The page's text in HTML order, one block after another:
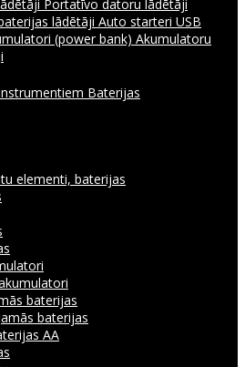
Portatīvo datoru lādētāji
lādētāji Auto starteri USB
(power bank) Akumulatoru
Baterijas
elementi, baterijas
baterijas
baterijas
AA